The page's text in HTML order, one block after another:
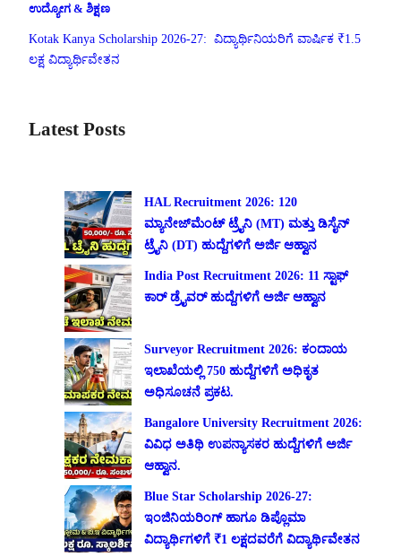
ಉದ್ಯೋಗ & ಶಿಕ್ಷಣ
Kotak Kanya Scholarship 2026-27: ವಿದ್ಯಾರ್ಥಿನಿಯರಿಗೆ ವಾರ್ಷಿಕ ₹1.5
ಲಕ್ಷ ವಿದ್ಯಾರ್ಥಿವೇತನ
Latest Posts
HAL Recruitment 2026: 120
ಮ್ಯಾನೇಜ್‌ಮೆಂಟ್ ಟ್ರೈನಿ (MT) ಮತ್ತು ಡಿಸೈನ್
ಟ್ರೈನಿ (DT) ಹುದ್ದೆಗಳಿಗೆ ಅರ್ಜಿ ಆಹ್ವಾನ
India Post Recruitment 2026: 11 ಸ್ಟಾಫ್
ಕಾರ್ ಡ್ರೈವರ್ ಹುದ್ದೆಗಳಿಗೆ ಅರ್ಜಿ ಆಹ್ವಾನ
Surveyor Recruitment 2026: ಕಂದಾಯ
ಇಲಾಖೆಯಲ್ಲಿ 750 ಹುದ್ದೆಗಳಿಗೆ ಅಧಿಕೃತ
ಅಧಿಸೂಚನೆ ಪ್ರಕಟ.
Bangalore University Recruitment 2026:
ವಿವಿಧ ಅತಿಥಿ ಉಪನ್ಯಾಸಕರ ಹುದ್ದೆಗಳಿಗೆ ಅರ್ಜಿ
ಆಹ್ವಾನ.
Blue Star Scholarship 2026-27:
ಇಂಜಿನಿಯರಿಂಗ್ ಹಾಗೂ ಡಿಪ್ಲೊಮಾ
ವಿದ್ಯಾರ್ಥಿಗಳಿಗೆ ₹1 ಲಕ್ಷದವರೆಗೆ ವಿದ್ಯಾರ್ಥಿವೇತನ